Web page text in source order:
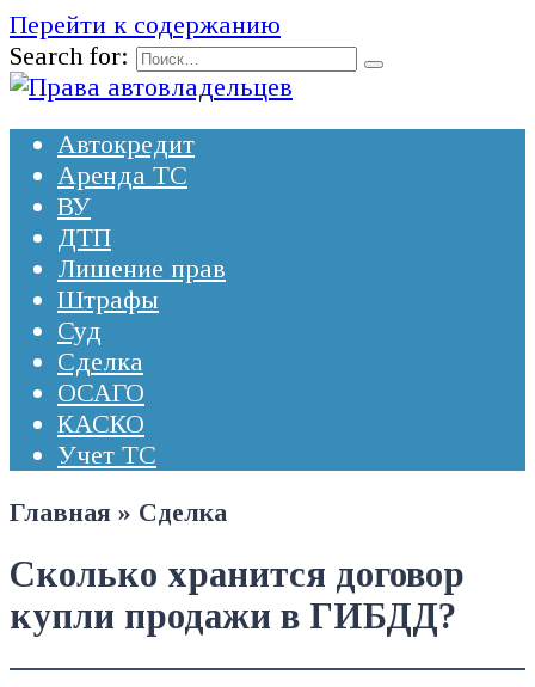
Перейти к содержанию
Search for:
Автокредит
Аренда ТС
ВУ
ДТП
Лишение прав
Штрафы
Суд
Сделка
ОСАГО
КАСКО
Учет ТС
Главная » Сделка
Сколько хранится договор
купли продажи в ГИБДД?